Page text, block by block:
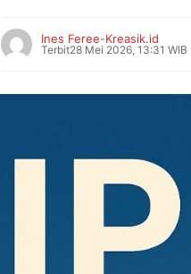
Ines Feree-Kreasik.id
Terbit28 Mei 2026, 13:31 WIB